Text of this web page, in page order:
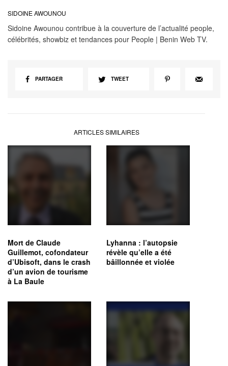
SIDOINE AWOUNOU
Sidoine Awounou contribue à la couverture de l’actualité people,
célébrités, showbiz et tendances pour People | Benin Web TV.
PARTAGER TWEET
ARTICLES SIMILAIRES
Mort de Claude
Guillemot, cofondateur
d’Ubisoft, dans le crash
d’un avion de tourisme
à La Baule
Lyhanna : l’autopsie
révèle qu’elle a été
bâillonnée et violée